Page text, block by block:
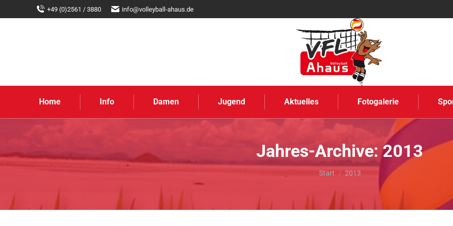
+49 (0)2561 / 3880 info@volleyball-ahaus.de
Home Info Damen Jugend Aktuelles Fotogalerie
Jahres-Archive:2013
Sie befinden sich hier:
Start 2013